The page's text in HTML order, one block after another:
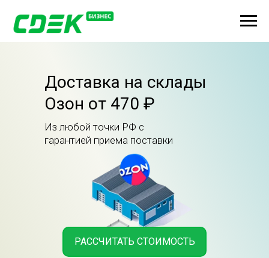
Доставка на склады
Озон от 470 ₽
РАССЧИТАТЬ СТОИМОСТЬ
Из любой точки РФ с
гарантией приема поставки